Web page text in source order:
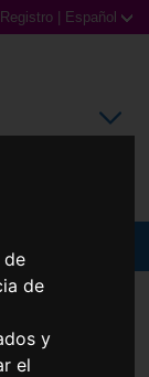
de
de
y
el
Registro Español